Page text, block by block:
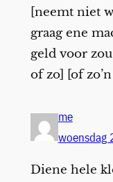
[neemt niet
graag ene
geld voor
of zo] [of
me
woensdag
Diene hele